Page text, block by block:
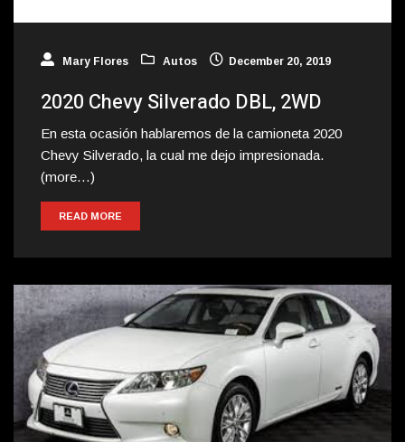
Mary Flores Autos December 20, 2019
2020 Chevy Silverado DBL, 2WD
En esta ocasión hablaremos de la camioneta 2020
Chevy Silverado, la cual me dejo impresionada.
(more…)
READ MORE